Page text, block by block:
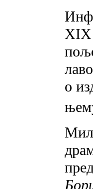
XIX
o